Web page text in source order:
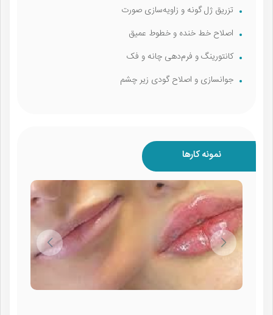
تزریق ژل گونه و زاویه‌سازی صورت
اصلاح خط خنده و خطوط عمیق
کانتورینگ و فرم‌دهی چانه و فک
جوانسازی و اصلاح گودی زیر چشم
نمونه کارها